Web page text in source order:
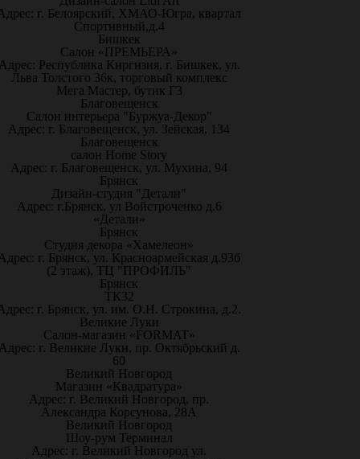
г. Белоярский, ХМАО-Югра, квартал
Спортивный,д.4
Бишкек
Салон «ПРЕМЬЕРА»
Республика Киргизия, г. Бишкек, ул.
Льва Толстого 36к, торговый комплекс
Мега Мастер, бутик Г3
Благовещенск
Салон интерьера "Буржуа-Декор"
Адрес: г. Благовещенск, ул. Зейская, 134
Благовещенск
салон Home Story
Адрес: г. Благовещенск, ул. Мухина, 94
Брянск
Дизайн-студия "Детали"
Адрес: г.Брянск, ул Войстроченко д.6
«Детали»
Брянск
Студия декора «Хамелеон»
г. Брянск, ул. Красноармейская д.93б
(2 этаж), ТЦ "ПРОФИЛЬ"
Брянск
ТК32
г. Брянск, ул. им. О.Н. Строкина, д.2.
Великие Луки
Салон-магазин «FORMAT»
г. Великие Луки, пр. Октябрьский д.
60
Великий Новгород
Магазин «Квадратура»
Адрес: г. Великий Новгород, пр.
Александра Корсунова, 28А
Великий Новгород
Шоу-рум Терминал
Адрес: г. Великий Новгород ул.